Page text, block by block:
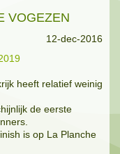
VOGEZEN
12-dec-2016
heeft relatief weinig
de eerste
is op La Planche